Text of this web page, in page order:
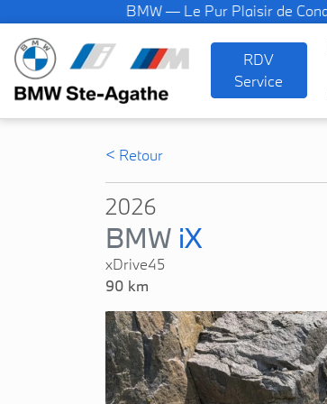
BMW — Le Pur Plaisir de Conduire.
RDV
Service
< Retour
2026
BMW iX
xDrive45
90 km